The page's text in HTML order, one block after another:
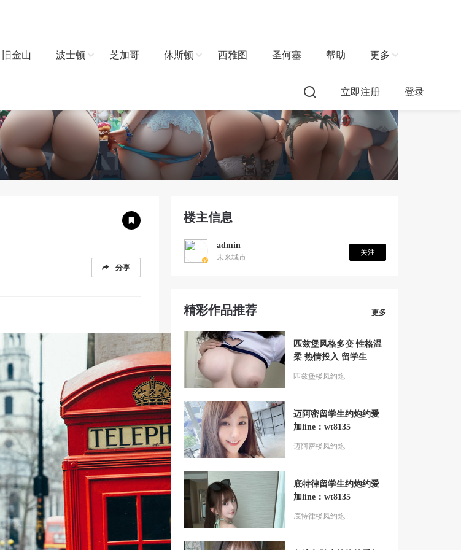
旧金山 波士顿 芝加哥 休斯顿 西雅图 圣何塞 帮助 更多
立即注册 登录
分享
楼主信息
admin
未来城市
关注
精彩作品推荐 更多
匹兹堡风格多变 性格温
柔 热情投入 留学生
匹兹堡楼凤约炮
迈阿密留学生约炮约爱
加line：wt8135
迈阿密楼凤约炮
底特律留学生约炮约爱
加line：wt8135
底特律楼凤约炮